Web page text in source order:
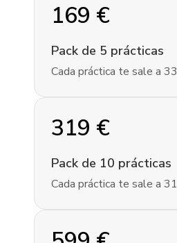
169 €
Pack de 5 prácticas
Cada práctica te sale a
319 €
Pack de 10 prácticas
Cada práctica te sale a